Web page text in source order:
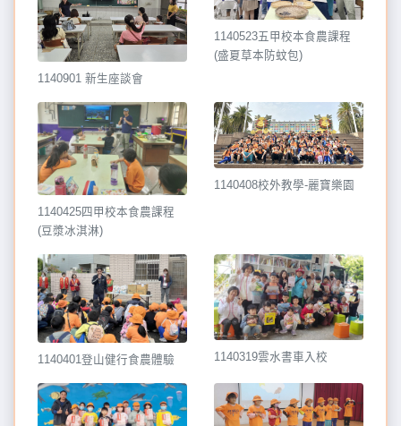
1140901 新生座談會
1140523五甲校本食農課程
(盛夏草本防蚊包)
1140425四甲校本食農課程
(豆漿冰淇淋)
1140408校外教學-麗寶樂園
1140401登山健行食農體驗 1140319雲水書車入校